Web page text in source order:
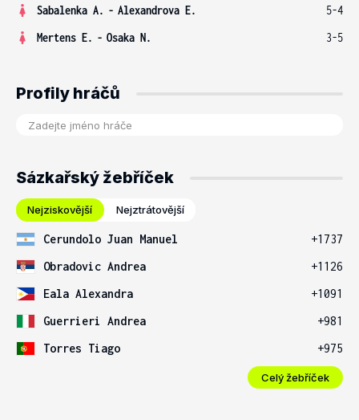
Sabalenka A. - Alexandrova E.
5-4
Mertens E. - Osaka N. 3-5
Profily hráčů
Sázkařský žebříček
Nejziskovější Nejztrátovější
Cerundolo Juan Manuel
+1737
Obradovic Andrea
+1126
Eala Alexandra
+1091
Guerrieri Andrea
+981
Torres Tiago
+975
Celý žebříček